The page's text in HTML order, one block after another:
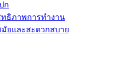
ก
ธิภาพการทำงาน
ยและสะดวกสบาย